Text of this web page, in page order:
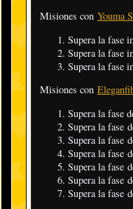
Misiones con Youma
Supera la fase
Supera la fase
Supera la fase
Misiones con
Supera la fase
Supera la fase
Supera la fase
Supera la fase
Supera la fase
Supera la fase
Supera la fase